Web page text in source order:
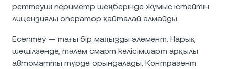
реттеуші периметр шеңберінде жұмыс істейтін
лицензиялы оператор қайталай алмайды.
Есептеу — тағы бір маңызды элемент. Нарық
шешілгенде, төлем смарт келісімшарт арқылы
автоматты түрде орындалады. Контрагент